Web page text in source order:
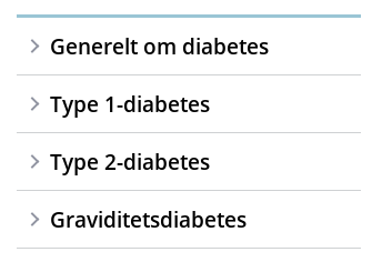
Generelt om diabetes
Type 1-diabetes
Type 2-diabetes
Graviditetsdiabetes